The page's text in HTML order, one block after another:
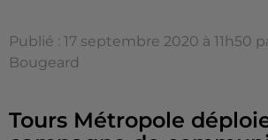
Publié : 17 septembre 2020 à 11h50
Bougeard
Tours Métropole